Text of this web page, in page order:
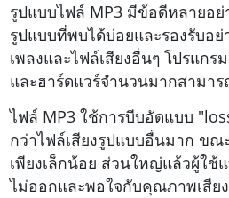
รูปแบบไฟล์ MP3 มีข้อดีหลายอย่
รูปแบบที่พบได้บ่อยและรองรับอ
เพลงและไฟล์เสียงอื่นๆ โปรแกร
และฮาร์ดแวร์จำนวนมากสามาร
ไฟล์ MP3 ใช้การบีบอัดแบบ
กว่าไฟล์เสียงรูปแบบอื่นมาก ข
เพียงเล็กน้อย ส่วนใหญ่แล้วผู้ใช้
ไม่ออกและพอใจกับคุณภาพเสีย